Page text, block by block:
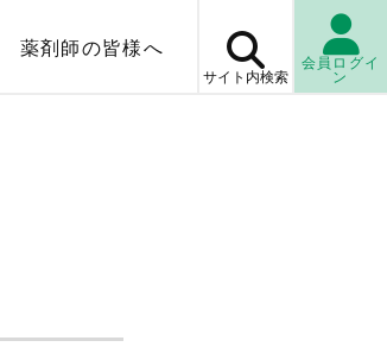
薬剤師の皆様へ
サイト内検索
会員ログイ
ン